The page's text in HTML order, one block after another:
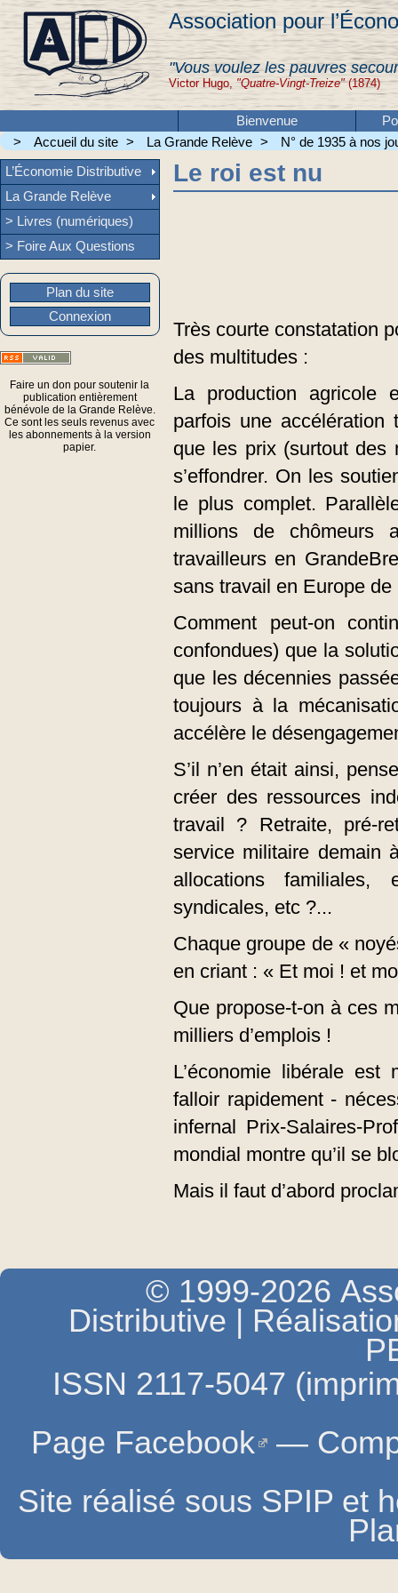
Association pour
"Vous voulez les pauvres
Victor Hugo, "Quatre-Vingt-Treize"(1874)
Bienvenue
>
Accueil du site > La Grande Relève > N° de 1935 à nos
Le roi est nu
Très courte constatation
des multitudes :
La production agricole
parfois une accélération
que les prix (surtout des
s’effondrer. On les
le plus complet.
millions de chômeurs
travailleurs en
sans travail en Europe de
Comment peut-on
confondues) que la
que les décennies
toujours à la
accélère le
S’il n’en était ainsi,
créer des ressources
travail ? Retraite, pré-
service militaire demain
allocations familiales,
syndicales, etc ?...
Chaque groupe de «
en criant : « Et moi ! et
Que propose-t-on à ces
milliers d’emplois !
L’économie libérale
falloir rapidement -
infernal Prix-Salaires-
mondial montre qu’il se
Mais il faut d’abord
L’Économie Distributive
La Grande Relève
> Livres (numériques)
> Foire Aux Questions
Plan du site
Connexion
Faire un don pour soutenir la
publication entièrement
bénévole de la Grande Relève.
Ce sont les seuls revenus avec
les abonnements à la version
papier.
© 1999-2026
Distributive |
ISSN 2117-5047
Page Facebook —
Site réalisé sous SPIP et